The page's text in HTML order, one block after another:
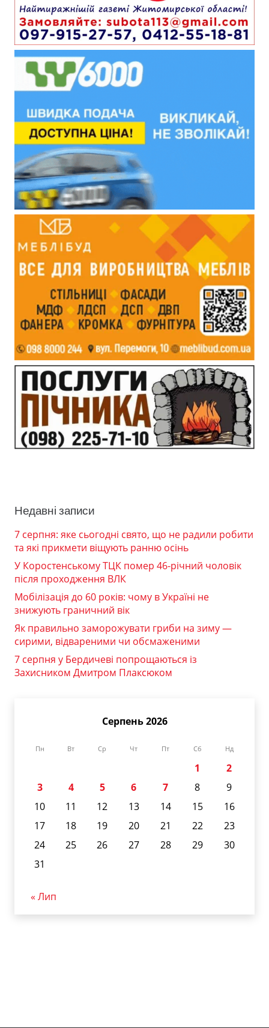
Недавні записи
7 серпня: яке сьогодні свято, що не радили робити
та які прикмети віщують ранню осінь
У Коростенському ТЦК помер 46-річний чоловік
після проходження ВЛК
Мобілізація до 60 років: чому в Україні не
знижують граничний вік
Як правильно заморожувати гриби на зиму —
сирими, відвареними чи обсмаженими
7 серпня у Бердичеві попрощаються із
Захисником Дмитром Плаксюком
Серпень 2026
Пн Вт Ср Чт Пт Сб Нд
1
2
3
4 5 6 7 8
9
10
11 12 13 14 15
16
17
18 19 20 21 22
23
24
25 26 27 28 29
30
31
« Лип